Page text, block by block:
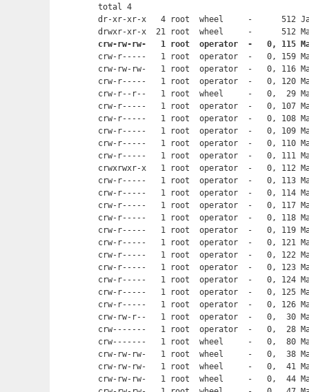
total 4
dr-xr-xr-x   4 root  wheel     -      512
crw-rw-rw-   1 root  operator  -   0, 115
crw-r-----   1 root  operator  -   0, 159 Mar
crw-rw-rw-   1 root  operator  -   0, 116
crw-r-----   1 root  operator  -   0, 120 Mar
crw-r--r--   1 root  wheel     -   0,  29
crw-r-----   1 root  operator  -   0, 107
crw-r-----   1 root  operator  -   0, 108 Mar
crw-r-----   1 root  operator  -   0, 109 Mar
crw-r-----   1 root  operator  -   0, 110 Mar
crw-r-----   1 root  operator  -   0, 111 Mar
crwxrwxr-x   1 root  operator  -   0, 112
crw-r-----   1 root  operator  -   0, 113 Mar
crw-r-----   1 root  operator  -   0, 114
crw-r-----   1 root  operator  -   0, 117 Mar
crw-r-----   1 root  operator  -   0, 118 Mar
crw-r-----   1 root  operator  -   0, 119 Mar
crw-r-----   1 root  operator  -   0, 121 Mar
crw-r-----   1 root  operator  -   0, 122 Mar
crw-r-----   1 root  operator  -   0, 123 Mar
crw-r-----   1 root  operator  -   0, 124 Mar
crw-r-----   1 root  operator  -   0, 125 Mar
crw-r-----   1 root  operator  -   0, 126
crw-rw-r--   1 root  operator  -   0,  30 Mar
crw-------   1 root  operator  -   0,  28
crw-------   1 root  wheel     -   0,  80 Mar
crw-rw-rw-   1 root  wheel     -   0,  38
crw-rw-rw-   1 root  wheel     -   0,  41
crw-rw-rw-   1 root  wheel     -   0,  44